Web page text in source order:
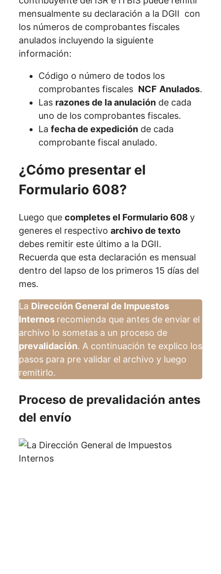
mensualmente su declaración a la DGII con
los números de comprobantes fiscales
anulados incluyendo la siguiente
información:
Código o número de todos los
comprobantes fiscales NCF Anulados.
Las razones de la anulación de cada
uno de los comprobantes fiscales.
La fecha de expedición de cada
comprobante fiscal anulado.
¿Cómo presentar el
Formulario 608?
Luego que completes el Formulario 608 y
generes el respectivo archivo de texto
debes remitir este último a la DGII.
Recuerda que esta declaración es mensual
dentro del lapso de los primeros 15 días del
mes.
La Dirección General de Impuestos
Internos recomienda que antes de enviar el
archivo lo sometas a un proceso de
prevalidación. A continuación te explico los
pasos para pre validar el archivo y luego
remitirlo.
Proceso de prevalidación antes
del envío